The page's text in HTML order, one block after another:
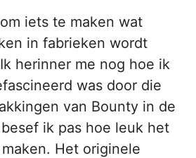
iets te maken wat
in fabrieken wordt
herinner me nog hoe ik
was door die
van Bounty in de
ik pas hoe leuk het
Het originele